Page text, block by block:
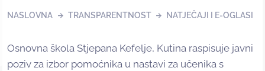
NASLOVNA TRANSPARENTNOST NATJEČAJI I E-OGLASI
Osnovna škola Stjepana Kefelje, Kutina raspisuje javni
poziv za izbor pomoćnika u nastavi za učenika s